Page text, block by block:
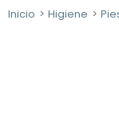
Inicio Higiene